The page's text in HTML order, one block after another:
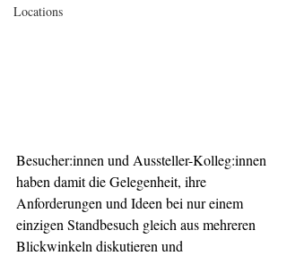
Locations
Besucher:innen und Aussteller-Kolleg:innen
haben damit die Gelegenheit, ihre
Anforderungen und Ideen bei nur einem
einzigen Standbesuch gleich aus mehreren
Blickwinkeln diskutieren und